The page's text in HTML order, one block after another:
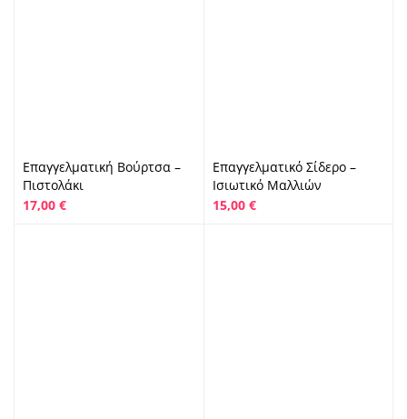
Επαγγελματική Βούρτσα –
Πιστολάκι
17,00 €
Επαγγελματικό Σίδερο –
Ισιωτικό Μαλλιών
15,00 €